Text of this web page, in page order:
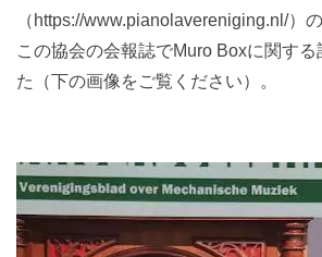
（https://www.pianolavereniging.nl/）
この協会の会報誌でMuro Boxに関する
た（下の画像をご覧ください）。